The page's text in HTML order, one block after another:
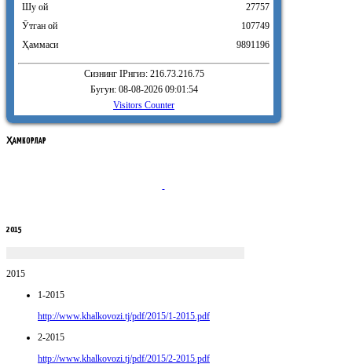
Шу ой
Ӯтган ой
Ҳаммаси
27757
107749
9891196
Сизнинг IPнгиз: 216.73.216.75
Бугун: 08-08-2026 09:01:54
Visitors Counter
ҲАМКОРЛАР
2015
2015
1-2015
http://www.khalkovozi.tj/pdf/2015/1-2015.pdf
2-2015
http://www.khalkovozi.tj/pdf/2015/2-2015.pdf